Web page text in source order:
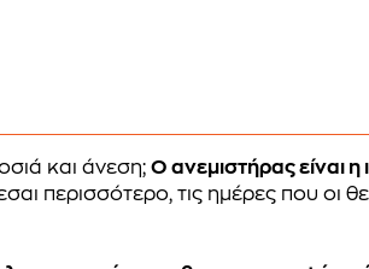
και άνεση; Ο ανεμιστήρας είναι η
περισσότερο, τις ημέρες που οι